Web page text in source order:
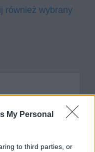
My Personal
to third parties, or
również wybrany